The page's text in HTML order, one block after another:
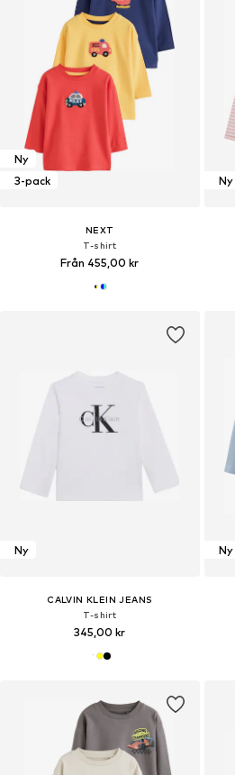
Ny
3-pack
NEXT
T-shirt
Från 455,00 kr
Ny
Ny
CALVIN KLEIN JEANS
T-shirt
345,00 kr
Ny